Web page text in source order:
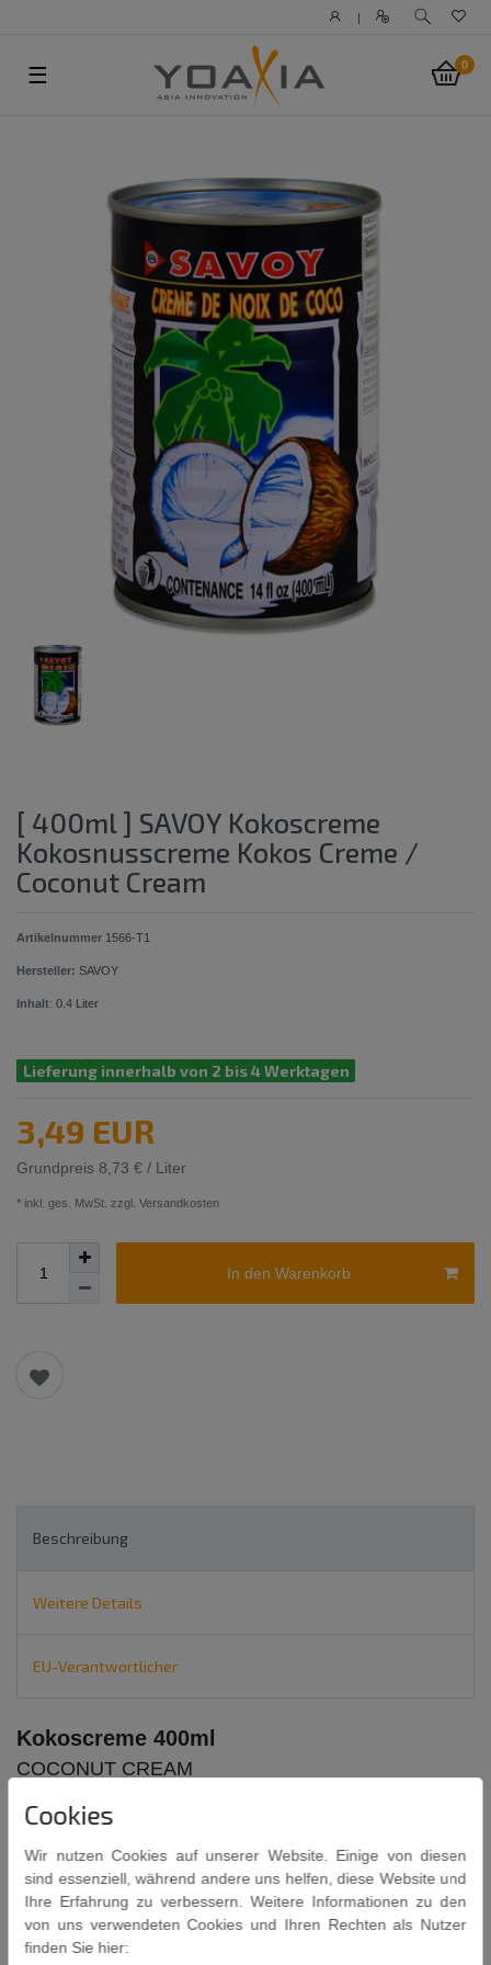
|
0
☰
[ 400ml ] SAVOY Kokoscreme
Kokosnusscreme Kokos Creme /
Coconut Cream
Artikelnummer 1566-T1
Hersteller: SAVOY
Inhalt: 0.4 Liter
Lieferung innerhalb von 2 bis 4 Werktagen
3,49 EUR
Grundpreis 8,73 € / Liter
* inkl. ges. MwSt. zzgl. Versandkosten
In den Warenkorb
Beschreibung
Weitere Details
EU-Verantwortlicher
Kokoscreme 400ml
COCONUT CREAM
SAVOY
Zutaten : Kokosnussextrakt 70%, Wasser, Emulgator (E435).
Ungeöffnet bei Raumtemperatur, nach dem Öffnen im
Kühlschrank aufbewahren und innerhalb von 2 Tagen
verbrauchen.
Cookies
Wir nutzen Cookies auf unserer Website. Einige von diesen
sind essenziell, während andere uns helfen, diese Website und
Ihre Erfahrung zu verbessern. Weitere Informationen zu den
von uns verwendeten Cookies und Ihren Rechten als Nutzer
finden Sie hier: